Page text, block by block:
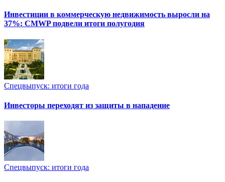
Инвестиции в коммерческую недвижимость выросли на
37%: CMWP подвели итоги полугодия
Спецвыпуск: итоги года
Инвесторы переходят из защиты в нападение
Спецвыпуск: итоги года